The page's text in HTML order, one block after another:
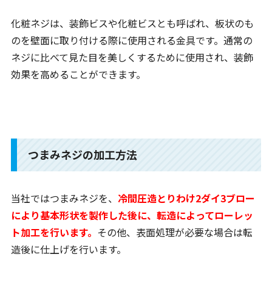
化粧ネジは、装飾ビスや化粧ビスとも呼ばれ、板状のも
のを壁面に取り付ける際に使用される金具です。通常の
ネジに比べて見た目を美しくするために使用され、装飾
効果を高めることができます。
つまみネジの加工方法
当社ではつまみネジを、 冷間圧造とりわけ2ダイ3ブロー
により基本形状を製作した後に、転造によってローレッ
ト加工を行います。 その他、表面処理が必要な場合は転
造後に仕上げを行います。